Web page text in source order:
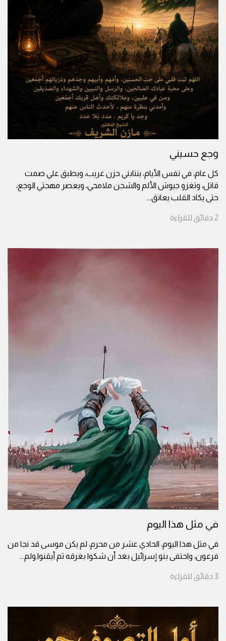
وجع حسيني
كل عام، في نفس الأيام، ينتابني حزن غريب، ويطبق علي صمت
قاتل، وتغزو جيوش الألم والشجن ملامحي، ويعصر مهجتي الوجع،
حتى يكاد القلب يعانق...
2 دقائق للقراءة
في مثل هذا اليوم
في مثل هذا اليوم، الحادي عشر من محرم، لم يكن موسى قد نجا من
فرعون، واحتفى بنو إسرائيل بعد أن شكوا بغرقه ثم أيقنوا.ولم...
3 دقائق للقراءة